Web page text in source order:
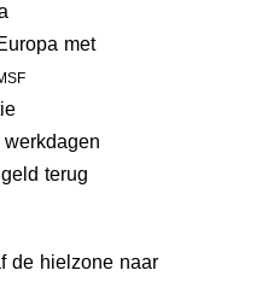
met
terug
de hielzone naar